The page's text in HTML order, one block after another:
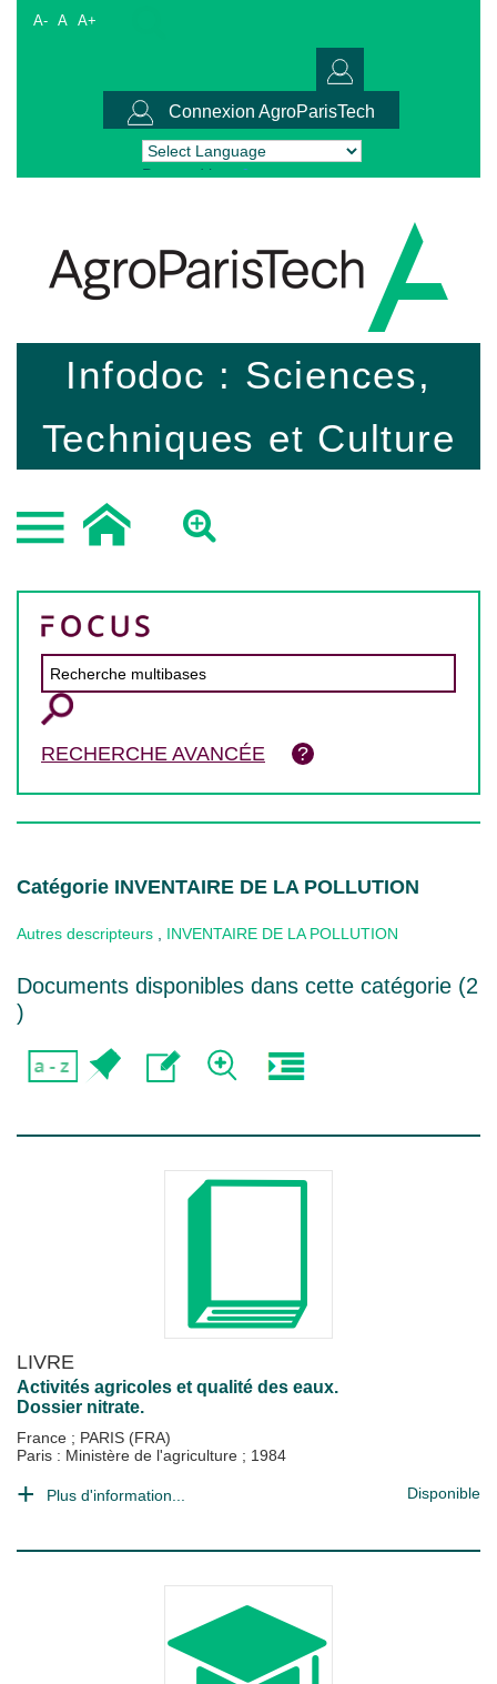
A- A A+
Connexion AgroParisTech
Powered by Translate
Infodoc : Sciences,
Techniques et Culture
RECHERCHE AVANCÉE
Catégorie INVENTAIRE DE LA POLLUTION
Autres descripteurs INVENTAIRE DE LA POLLUTION
Documents disponibles dans cette catégorie (2
)
LIVRE
Activités agricoles et qualité des eaux.
Dossier nitrate.
France ; PARIS (FRA)
Paris : Ministère de l'agriculture ; 1984
Plus d'information... Disponible